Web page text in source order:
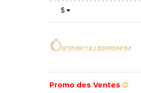
$
Promo des Ventes